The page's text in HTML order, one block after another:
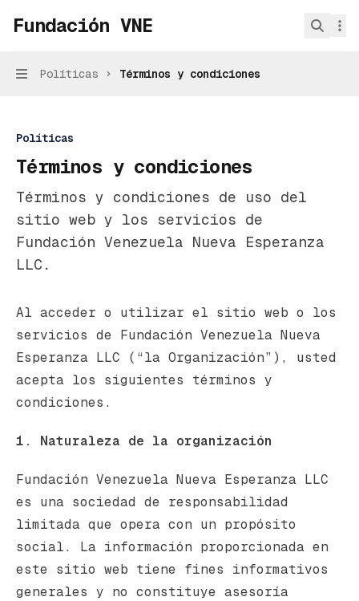
Fundación VNE home page
Fundación VNE
Navigation
Políticas Términos y condiciones
Políticas
Términos y condiciones
Términos y condiciones de uso del
sitio web y los servicios de
Fundación Venezuela Nueva Esperanza
LLC.
Documentation Index
Fetch the complete documentation index at:
Use this file to discover all available
Al acceder o utilizar el sitio web o los
servicios de Fundación Venezuela Nueva
Esperanza LLC (“la Organización”), usted
acepta los siguientes términos y
condiciones.
1. Naturaleza de la organización
Fundación Venezuela Nueva Esperanza LLC
es una sociedad de responsabilidad
limitada que opera con un propósito
social. La información proporcionada en
este sitio web tiene fines informativos
generales y no constituye asesoría